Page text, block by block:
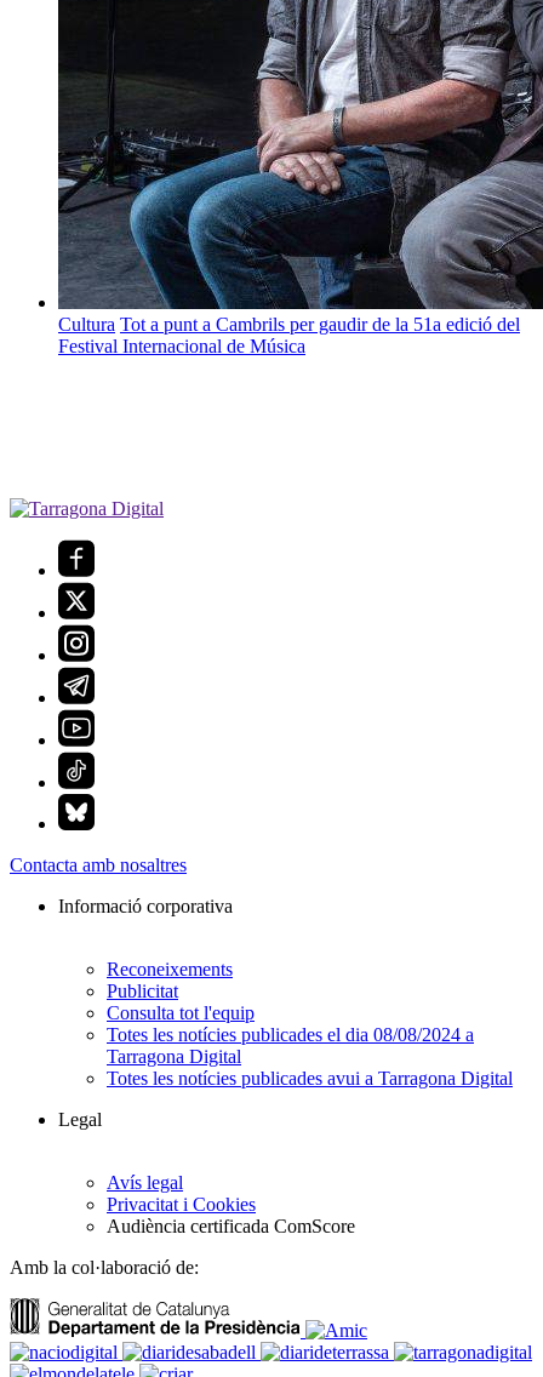
Cultura Tot a punt a Cambrils per gaudir de la 51a edició del
Festival Internacional de Música
Contacta amb nosaltres
Informació corporativa
Reconeixements
Publicitat
Consulta tot l'equip
Totes les notícies publicades el dia 08/08/2024 a
Tarragona Digital
Totes les notícies publicades avui a Tarragona Digital
Legal
Avís legal
Privacitat i Cookies
Audiència certificada ComScore
Amb la col·laboració de: